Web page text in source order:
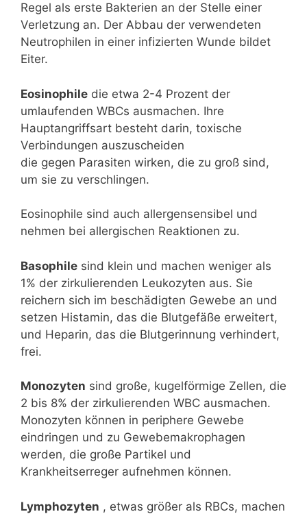
Regel als erste Bakterien an der Stelle einer
Verletzung an. Der Abbau der verwendeten
Neutrophilen in einer infizierten Wunde bildet
Eiter.
Eosinophile die etwa 2-4 Prozent der
umlaufenden WBCs ausmachen. Ihre
Hauptangriffsart besteht darin, toxische
Verbindungen auszuscheiden
die gegen Parasiten wirken, die zu groß sind,
um sie zu verschlingen.
Eosinophile sind auch allergensensibel und
nehmen bei allergischen Reaktionen zu.
Basophile sind klein und machen weniger als
1% der zirkulierenden Leukozyten aus. Sie
reichern sich im beschädigten Gewebe an und
setzen Histamin, das die Blutgefäße erweitert,
und Heparin, das die Blutgerinnung verhindert,
frei.
Monozyten sind große, kugelförmige Zellen, die
2 bis 8% der zirkulierenden WBC ausmachen.
Monozyten können in periphere Gewebe
eindringen und zu Gewebemakrophagen
werden, die große Partikel und
Krankheitserreger aufnehmen können.
Lymphozyten , etwas größer als RBCs, machen